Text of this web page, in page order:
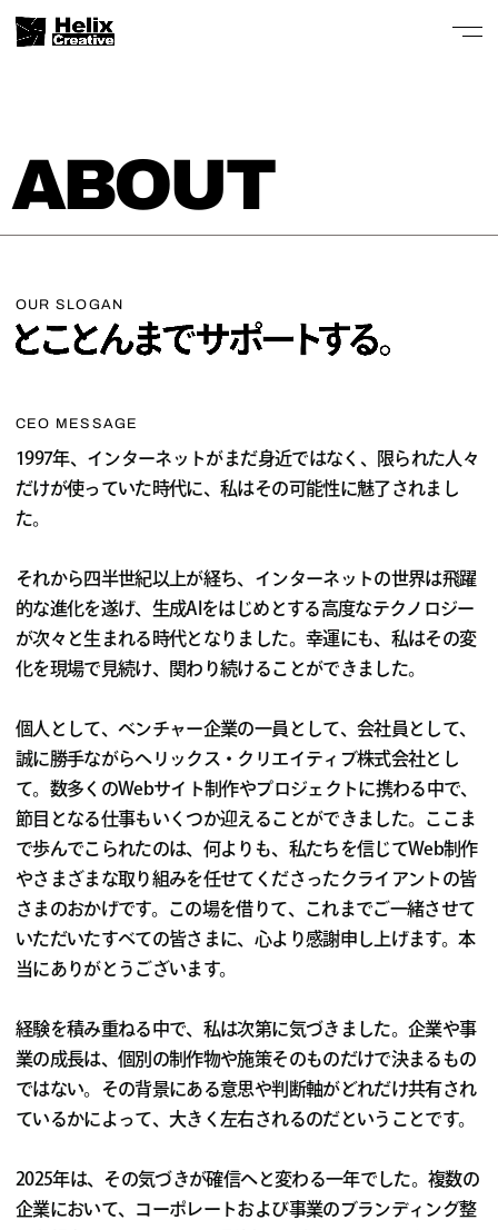
ABOUT
OUR SLOGAN
CEO MESSAGE
1997年、インターネットがまだ身近ではなく、限られた人々
だけが使っていた時代に、私はその可能性に魅了されまし
た。
それから四半世紀以上が経ち、インターネットの世界は飛躍
的な進化を遂げ、生成AIをはじめとする高度なテクノロジー
が次々と生まれる時代となりました。幸運にも、私はその変
化を現場で見続け、関わり続けることができました。
個人として、ベンチャー企業の一員として、会社員として、
誠に勝手ながらヘリックス・クリエイティブ株式会社とし
て。数多くのWebサイト制作やプロジェクトに携わる中で、
節目となる仕事もいくつか迎えることができました。ここま
で歩んでこられたのは、何よりも、私たちを信じてWeb制作
やさまざまな取り組みを任せてくださったクライアントの皆
さまのおかげです。この場を借りて、これまでご一緒させて
いただいたすべての皆さまに、心より感謝申し上げます。本
当にありがとうございます。
経験を積み重ねる中で、私は次第に気づきました。企業や事
業の成長は、個別の制作物や施策そのものだけで決まるもの
ではない。その背景にある意思や判断軸がどれだけ共有され
ているかによって、大きく左右されるのだということです。
2025年は、その気づきが確信へと変わる一年でした。複数の
企業において、コーポレートおよび事業のブランディング整